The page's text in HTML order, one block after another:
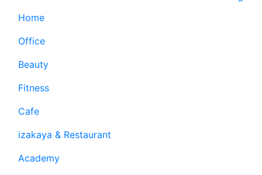
Home
Office
Beauty
Fitness
Cafe
izakaya & Restaurant
Academy